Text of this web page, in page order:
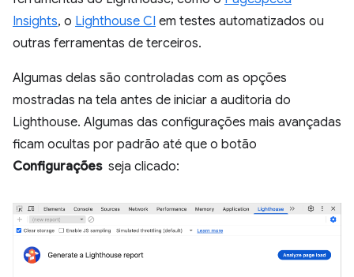
Insights, o Lighthouse CI em testes automatizados ou
outras ferramentas de terceiros.
Algumas delas são controladas com as opções
mostradas na tela antes de iniciar a auditoria do
Lighthouse. Algumas das configurações mais avançadas
ficam ocultas por padrão até que o botão
Configurações seja clicado: